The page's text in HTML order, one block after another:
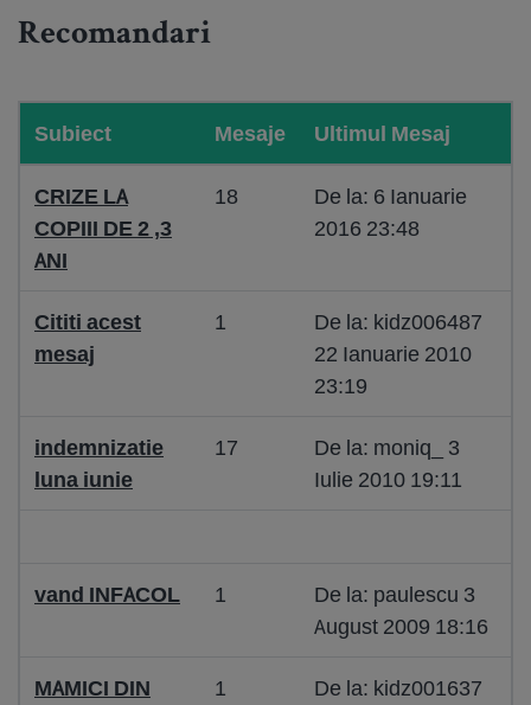
Recomandari
Subiect Mesaje Ultimul Mesaj
CRIZE LA
COPIII DE 2 ,3
ANI
18
De la: 6 Ianuarie
2016 23:48
Cititi acest
mesaj
1
De la: kidz006487
22 Ianuarie 2010
23:19
indemnizatie
luna iunie
17
De la: moniq_ 3
Iulie 2010 19:11
vand INFACOL 1
De la: paulescu 3
August 2009 18:16
MAMICI DIN
1
De la: kidz001637